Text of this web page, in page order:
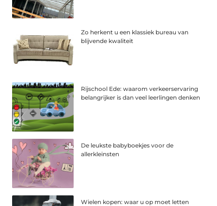
Zo herkent u een klassiek bureau van
blijvende kwaliteit
Rijschool Ede: waarom verkeerservaring
belangrijker is dan veel leerlingen denken
De leukste babyboekjes voor de
allerkleinsten
Wielen kopen: waar u op moet letten